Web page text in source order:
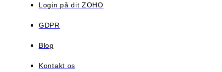
Login på dit ZOHO
GDPR
Blog
Kontakt os